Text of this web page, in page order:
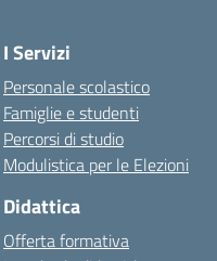
I Servizi
Personale scolastico
Famiglie e studenti
Percorsi di studio
Modulistica per le Elezioni
Didattica
Offerta formativa